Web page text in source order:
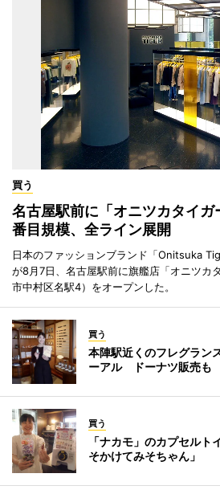
買う
名古屋駅前に「オニツカタイ
番目規模、全ライン展開
日本のファッションブランド「Onitsuka
が8月7日、名古屋駅前に旗艦店「オニツカ
市中村区名駅4）をオープンした。
買う
本陣駅近くのフレグラン
ーアル ドーナツ販売も
買う
「ナカモ」のカプセル
そかけてみそちゃん」